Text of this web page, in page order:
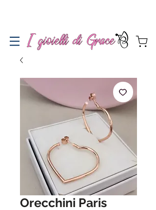
Orecchini Paris